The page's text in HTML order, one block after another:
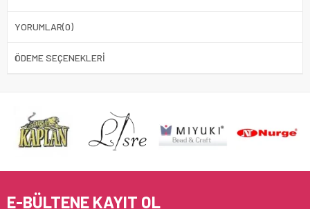
YORUMLAR(0)
ÖDEME SEÇENEKLERI
E-BÜLTENE KAYIT OL